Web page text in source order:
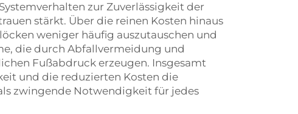
zur Zuverlässigkeit der
stärkt. Über die reinen Kosten hinaus
weniger häufig auszutauschen und
die durch Abfallvermeidung und
Fußabdruck erzeugen. Insgesamt
und die reduzierten Kosten die
zwingende Notwendigkeit für jedes